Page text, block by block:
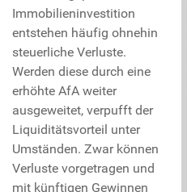
Immobilieninvestition
entstehen häufig ohnehin
steuerliche Verluste.
Werden diese durch eine
erhöhte AfA weiter
ausgeweitet, verpufft der
Liquiditätsvorteil unter
Umständen. Zwar können
Verluste vorgetragen und
mit künftigen Gewinnen